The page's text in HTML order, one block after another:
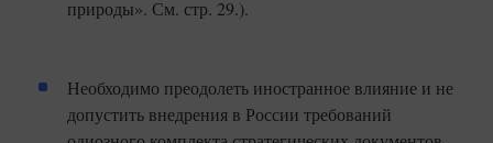
природы». См. стр. 29.).
Необходимо преодолеть иностранное влияние и не
допустить внедрения в России требований